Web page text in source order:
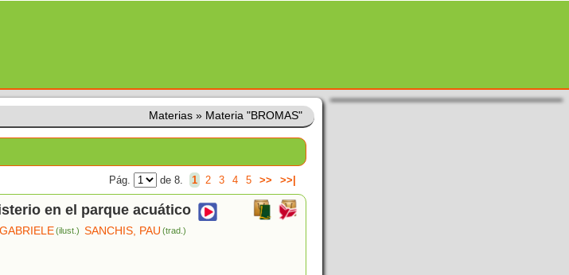
Materias » Materia "BROMAS"
Pág. de 8. 1 2 3 4 5 >> >>|
en el parque acuático
(ilust.) SANCHIS, PAU (trad.)